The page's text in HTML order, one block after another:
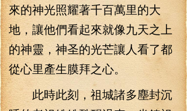
來的神光照耀著千百萬里的大
地，讓他們看起來就像九天之上
的神靈，神圣的光芒讓人看了都
從心里產生膜拜之心。
此時此刻，祖城諸多塵封沉